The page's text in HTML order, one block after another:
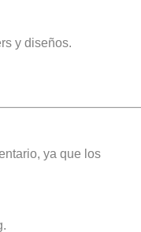
y diseños.
ya que los